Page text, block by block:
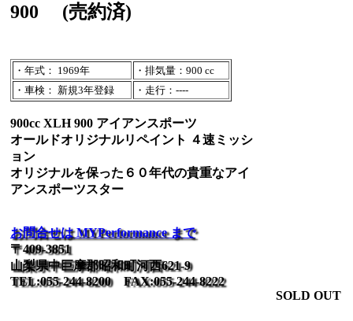
900
(売約済)
・年式： 1969年
・排気量：900 cc
・車検： 新規3年登録
・走行：----
900cc XLH 900 アイアンスポーツ
オールドオリジナルリペイント ４速ミッシ
ョン
オリジナルを保った６０年代の貴重なアイ
アンスポーツスター
お問合せは MYPerformance まで
〒409-3851
山梨県中巨摩郡昭和町河西621-9
TEL:055-244-8200 FAX:055-244-8222
SOLD OUT